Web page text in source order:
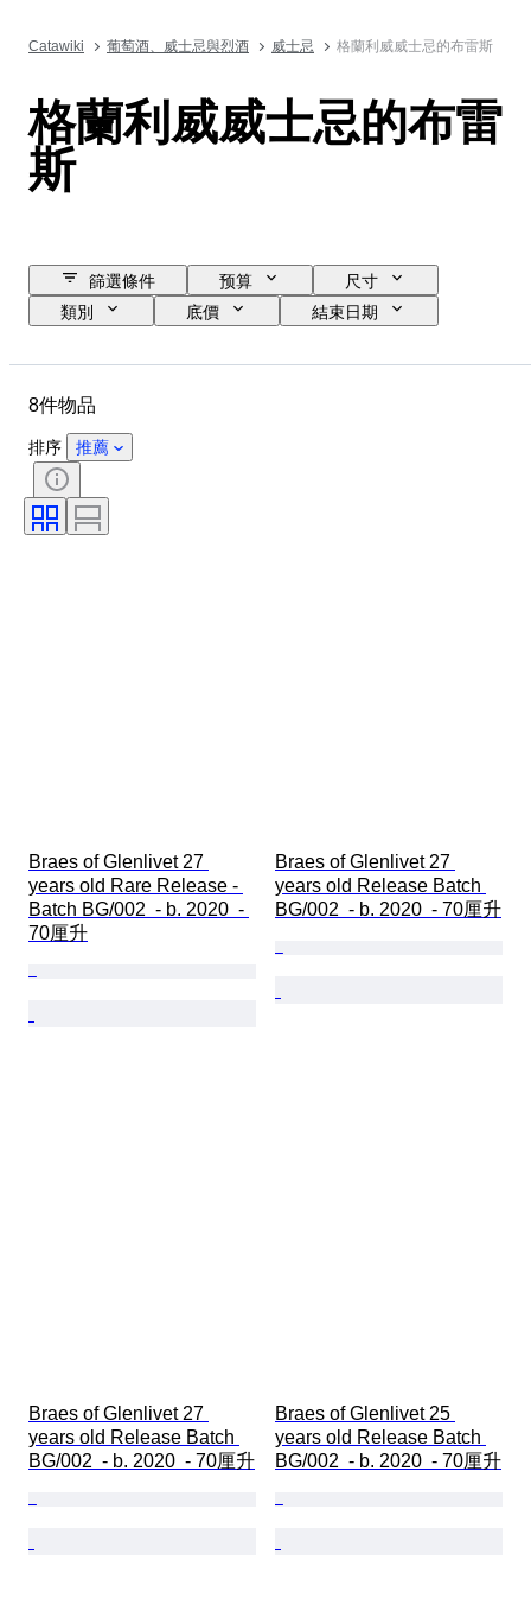
Catawiki 葡萄酒、威士忌與烈酒 威士忌 格蘭利威威士忌的布雷斯
格蘭利威威士忌的布雷
斯
篩選條件 预算
尺寸
類別
底價
結束日期
酒精含量表
8件物品
排序 推薦
Braes of Glenlivet 27
years old Rare Release -
Batch BG/002  - b. 2020  -
70厘升
Braes of Glenlivet 27
years old Release Batch
BG/002  - b. 2020  - 70厘升
Braes of Glenlivet 27
years old Release Batch
BG/002  - b. 2020  - 70厘升
Braes of Glenlivet 25
years old Release Batch
BG/002  - b. 2020  - 70厘升